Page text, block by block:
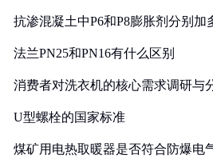
抗渗混凝土中P6和P8膨胀剂分别加
法兰PN25和PN16有什么区别
消费者对洗衣机的核心需求调研与
U型螺栓的国家标准
煤矿用电热取暖器是否符合防爆电